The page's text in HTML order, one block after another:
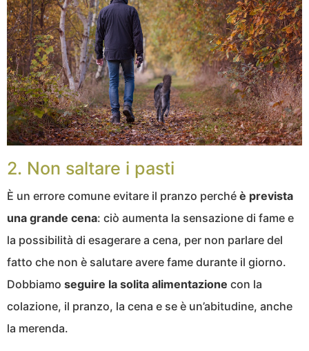
2. Non saltare i pasti
È un errore comune evitare il pranzo perché è prevista
una grande cena: ciò aumenta la sensazione di fame e
la possibilità di esagerare a cena, per non parlare del
fatto che non è salutare avere fame durante il giorno.
Dobbiamo seguire la solita alimentazione con la
colazione, il pranzo, la cena e se è un’abitudine, anche
la merenda.